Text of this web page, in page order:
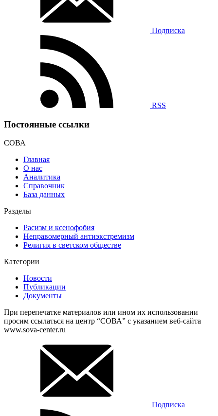
Подписка
RSS
Постоянные ссылки
СОВА
Главная
О нас
Аналитика
Справочник
База данных
Разделы
Расизм и ксенофобия
Неправомерный антиэкстремизм
Религия в светском обществе
Категории
Новости
Публикации
Документы
При перепечатке материалов или ином их использовании
просим ссылаться на центр “СОВА” с указанием веб-сайта
www.sova-center.ru
Подписка